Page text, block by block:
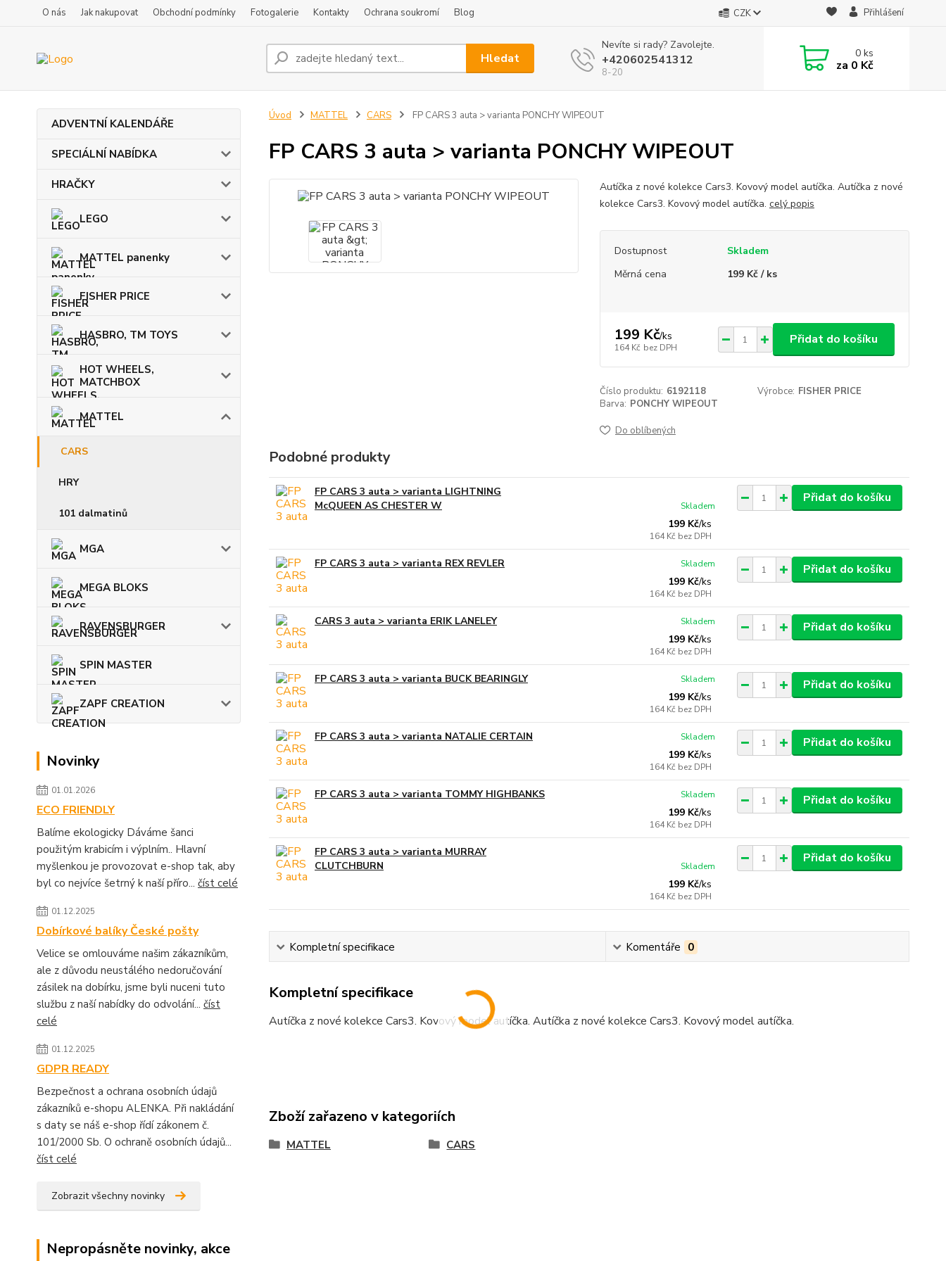
O nás Jak nakupovat Obchodní podmínky Fotogalerie Kontakty Ochrana soukromí Blog CZK Přihlášení
Hledat
Nevíte si rady? Zavolejte.
+420602541312
8-20
0ks
za 0 Kč
ADVENTNÍ KALENDÁŘE
SPECIÁLNÍ NABÍDKA
HRAČKY
LEGO
MATTEL panenky
FISHER PRICE
HASBRO, TM TOYS
HOT WHEELS,
MATCHBOX
MATTEL
CARS
HRY
101 dalmatinů
MGA
MEGA BLOKS
RAVENSBURGER
SPIN MASTER
ZAPF CREATION
Novinky
01.01.2026
ECO FRIENDLY
Balíme ekologicky Dáváme šanci
použitým krabicím i výplním.. Hlavní
myšlenkou je provozovat e-shop tak, aby
byl co nejvíce šetrný k naší příro... číst celé
01.12.2025
Dobírkové balíky České pošty
Velice se omlouváme našim zákazníkům,
ale z důvodu neustálého nedoručování
zásilek na dobírku, jsme byli nuceni tuto
službu z naší nabídky do odvolání... číst
celé
01.12.2025
GDPR READY
Bezpečnost a ochrana osobních údajů
zákazníků e-shopu ALENKA. Při nakládání
s daty se náš e-shop řídí zákonem č.
101/2000 Sb. O ochraně osobních údajů...
číst celé
Zobrazit všechny novinky
Nepropásněte novinky, akce
Úvod MATTEL CARS FP CARS 3 auta > varianta PONCHY WIPEOUT
FP CARS 3 auta > varianta PONCHY WIPEOUT
Autíčka z nové kolekce Cars3. Kovový model autíčka. Autíčka z nové
kolekce Cars3. Kovový model autíčka. celý popis
Dostupnost
Skladem
Měrná cena
199 Kč / ks
199 Kč/ks
164 Kč bez DPH
Přidat do košíku
Číslo produktu: 6192118 Výrobce: FISHER PRICE
Barva: PONCHY WIPEOUT
Do oblíbených
Podobné produkty
FP CARS 3 auta > varianta LIGHTNING
McQUEEN AS CHESTER W
199 Kč/ks
164 Kč bez DPH
Skladem
Přidat do košíku
FP CARS 3 auta > varianta REX REVLER
199 Kč/ks
164 Kč bez DPH
Skladem Přidat do košíku
CARS 3 auta > varianta ERIK LANELEY
199 Kč/ks
164 Kč bez DPH
Skladem Přidat do košíku
FP CARS 3 auta > varianta BUCK BEARINGLY
199 Kč/ks
164 Kč bez DPH
Skladem Přidat do košíku
FP CARS 3 auta > varianta NATALIE CERTAIN
199 Kč/ks
164 Kč bez DPH
Skladem Přidat do košíku
FP CARS 3 auta > varianta TOMMY HIGHBANKS
199 Kč/ks
164 Kč bez DPH
Skladem Přidat do košíku
FP CARS 3 auta > varianta MURRAY
CLUTCHBURN
199 Kč/ks
164 Kč bez DPH
Skladem
Přidat do košíku
Kompletní specifikace Komentáře 0
Kompletní specifikace
Autíčka z nové kolekce Cars3. Kovový model autíčka. Autíčka z nové kolekce Cars3. Kovový model autíčka.
Zboží zařazeno v kategoriích
MATTEL CARS